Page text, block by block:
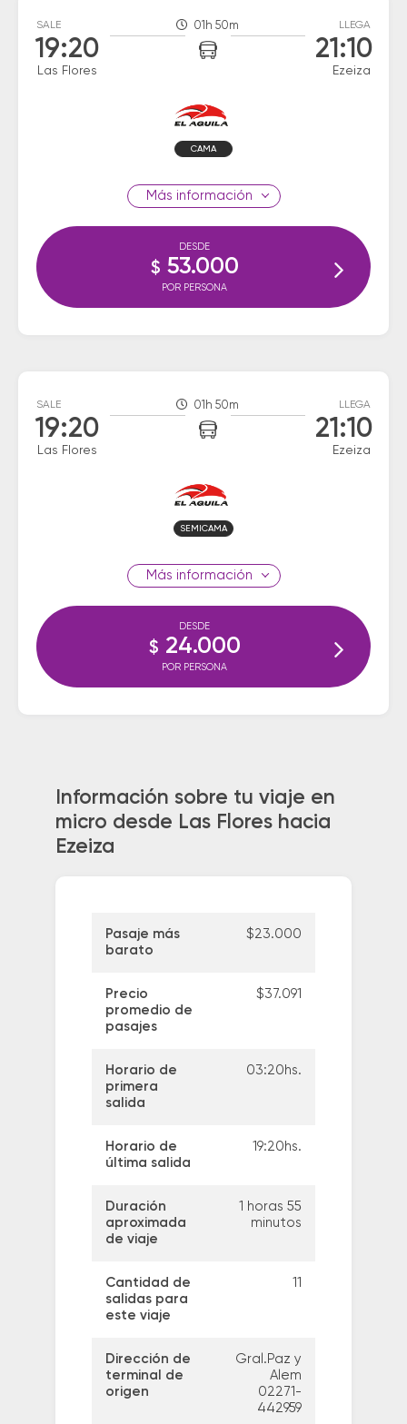
SALE
19:20
Las Flores
01h 50m LLEGA
21:10
Ezeiza
CAMA
información
DESDE
$ 53.000
POR PERSONA
SALE
19:20
Las Flores
01h 50m LLEGA
21:10
Ezeiza
SEMICAMA
información
DESDE
$ 24.000
POR PERSONA
Información sobre tu viaje en
micro desde Las Flores hacia
Ezeiza
Pasaje más
barato
$23.000
Precio
promedio de
pasajes
$37.091
Horario de
primera
salida
03:20hs.
Horario de
última salida
19:20hs.
Duración
aproximada
de viaje
1 horas 55
minutos
Cantidad de
salidas para
este viaje
11
Dirección de
terminal de
origen
Gral.Paz y
Alem
02271-
442959